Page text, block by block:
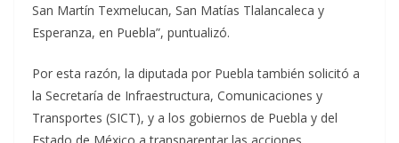
San Martín Texmelucan, San Matías Tlalancaleca y
Esperanza, en Puebla”, puntualizó.
Por esta razón, la diputada por Puebla también solicitó a
la Secretaría de Infraestructura, Comunicaciones y
Transportes (SICT), y a los gobiernos de Puebla y del
Estado de México a transparentar las acciones